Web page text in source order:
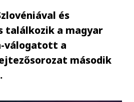
és
találkozik a magyar
válogatott a
második